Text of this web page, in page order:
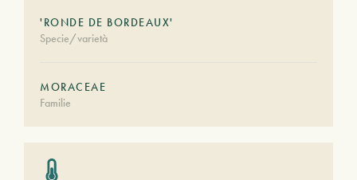
'RONDE DE BORDEAUX'
Specie/varietà
MORACEAE
Familie